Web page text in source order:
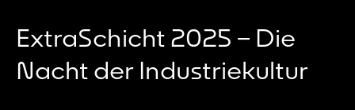
ExtraSchicht 2025 – Die
Nacht der Industriekultur